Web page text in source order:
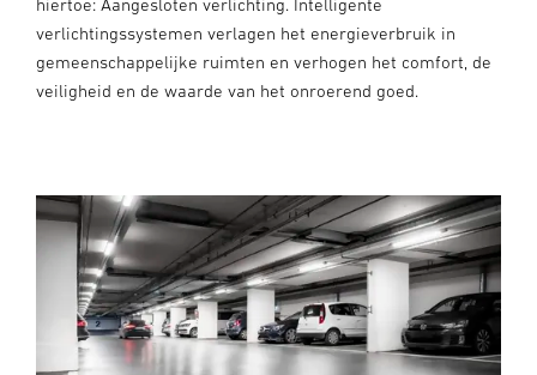
hiertoe: Aangesloten verlichting. Intelligente
verlichtingssystemen verlagen het energieverbruik in
gemeenschappelijke ruimten en verhogen het comfort, de
veiligheid en de waarde van het onroerend goed.